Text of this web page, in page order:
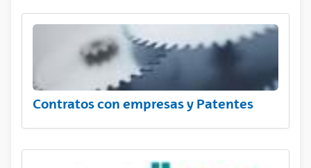
Contratos con empresas y Patentes